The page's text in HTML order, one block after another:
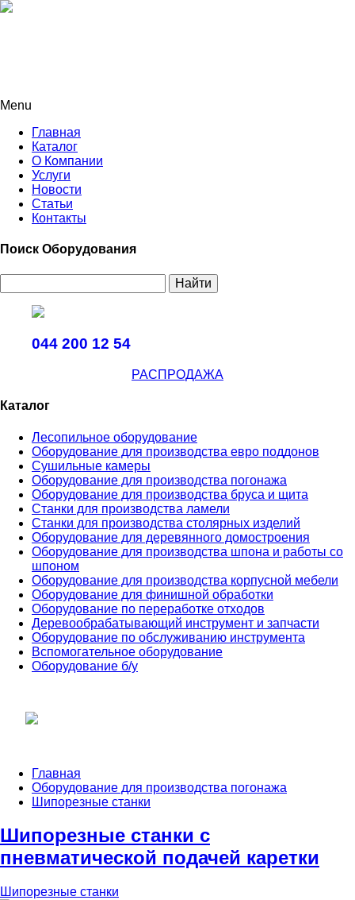
Menu
Главная
Каталог
О Компании
Услуги
Новости
Статьи
Контакты
Поиск Оборудования
Найти
044 200 12 54
РАСПРОДАЖА
Каталог
Лесопильное оборудование
Оборудование для производства евро поддонов
Сушильные камеры
Оборудование для производства погонажа
Оборудование для производства бруса и щита
Станки для производства ламели
Станки для производства столярных изделий
Оборудование для деревянного домостроения
Оборудование для производства шпона и работы со
шпоном
Оборудование для производства корпусной мебели
Оборудование для финишной обработки
Оборудование по переработке отходов
Деревообрабатывающий инструмент и запчасти
Оборудование по обслуживанию инструмента
Вспомогательное оборудование
Оборудование б/у
Главная
Оборудование для производства погонажа
Шипорезные станки
Шипорезные станки с
пневматической подачей каретки
Шипорезные станки